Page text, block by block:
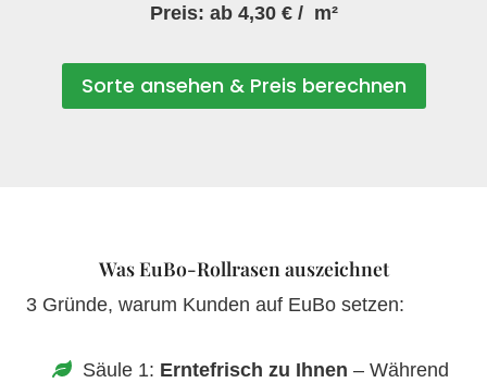
Preis: ab 4,30 € / m²
Sorte ansehen & Preis berechnen
Was EuBo-Rollrasen auszeichnet
3 Gründe, warum Kunden auf EuBo setzen:
Säule 1: Erntefrisch zu Ihnen – Während